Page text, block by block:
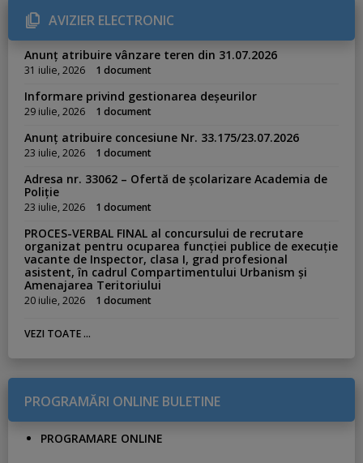
e
AVIZIER ELECTRONIC
Anunț atribuire vânzare teren din 31.07.2026
31 iulie, 2026 1 document
Informare privind gestionarea deșeurilor
29 iulie, 2026 1 document
Anunț atribuire concesiune Nr. 33.175/23.07.2026
23 iulie, 2026 1 document
Adresa nr. 33062 – Ofertă de școlarizare Academia de
Poliție
23 iulie, 2026 1 document
PROCES-VERBAL FINAL al concursului de recrutare
organizat pentru ocuparea funcției publice de execuție
vacante de Inspector, clasa I, grad profesional
asistent, în cadrul Compartimentului Urbanism și
Amenajarea Teritoriului
20 iulie, 2026 1 document
VEZI TOATE ...
PROGRAMĂRI ONLINE BULETINE
PROGRAMARE ONLINE